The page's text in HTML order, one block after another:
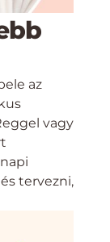
az
vagy
tervezni,